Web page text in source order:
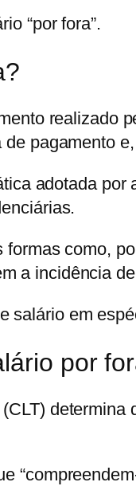
“por fora”.
pagamento
adotada
como,
a incidência
salário em
por